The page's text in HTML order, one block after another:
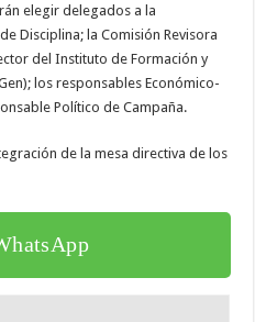
elegir delegados a la
Disciplina; la Comisión Revisora
del Instituto de Formación y
los responsables Económico-
Político de Campaña.
de la mesa directiva de los